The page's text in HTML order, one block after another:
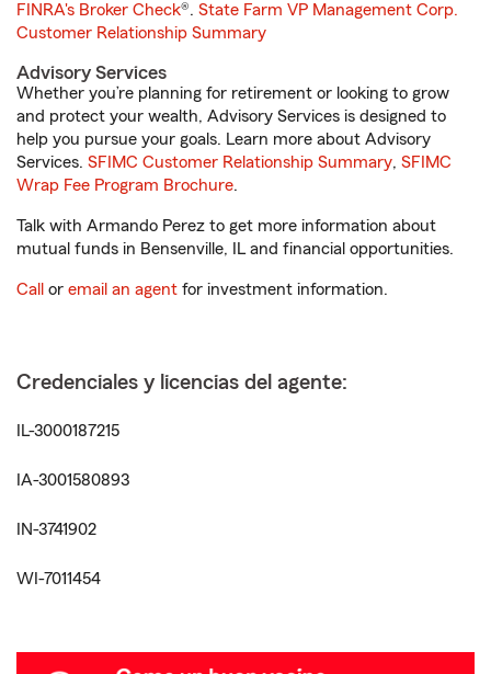
FINRA's Broker Check®. State Farm VP Management Corp.
Customer Relationship Summary
Advisory Services
Whether you’re planning for retirement or looking to grow
and protect your wealth, Advisory Services is designed to
help you pursue your goals. Learn more about Advisory
Services. SFIMC Customer Relationship Summary, SFIMC
Wrap Fee Program Brochure.
Talk with Armando Perez to get more information about
mutual funds in Bensenville, IL and financial opportunities.
Call or email an agent for investment information.
Credenciales y licencias del agente:
IL-3000187215
IA-3001580893
IN-3741902
WI-7011454